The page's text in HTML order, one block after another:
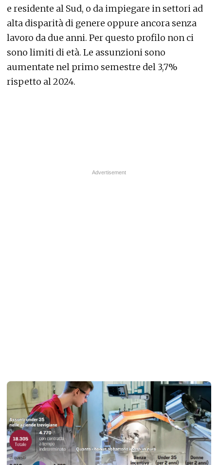
e residente al Sud, o da impiegare in settori ad
alta disparità di genere oppure ancora senza
lavoro da due anni. Per questo profilo non ci
sono limiti di età. Le assunzioni sono
aumentate nel primo semestre del 3,7%
rispetto al 2024.